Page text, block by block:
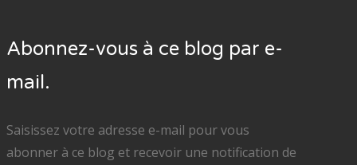
Abonnez-vous à ce blog par e-
mail.
Saisissez votre adresse e-mail pour vous
abonner à ce blog et recevoir une notification de